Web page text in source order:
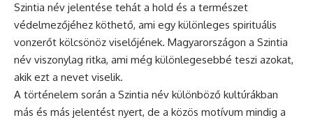
Szintia név jelentése tehát a hold és a természet
védelmezőjéhez köthető, ami egy különleges spirituális
vonzerőt kölcsönöz viselőjének. Magyarországon a Szintia
név viszonylag ritka, ami még különlegesebbé teszi azokat,
akik ezt a nevet viselik.
A történelem során a Szintia név különböző kultúrákban
más és más jelentést nyert, de a közös motívum mindig a